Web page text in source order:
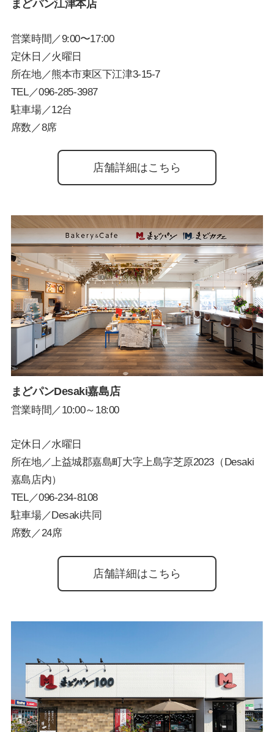
まどパン江津本店
営業時間／9:00〜17:00
定休日／火曜日
所在地／熊本市東区下江津3-15-7
TEL／096-285-3987
駐車場／12台
席数／8席
店舗詳細はこちら
まどパンDesaki嘉島店
営業時間／10:00～18:00
定休日／水曜日
所在地／上益城郡嘉島町大字上島字芝原2023（Desaki
嘉島店内）
TEL／096-234-8108
駐車場／Desaki共同
席数／24席
店舗詳細はこちら